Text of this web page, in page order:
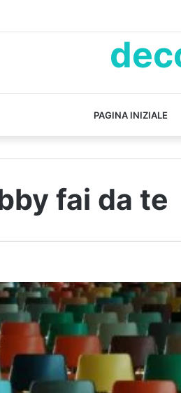
PAGINA INIZIALE
fai da te